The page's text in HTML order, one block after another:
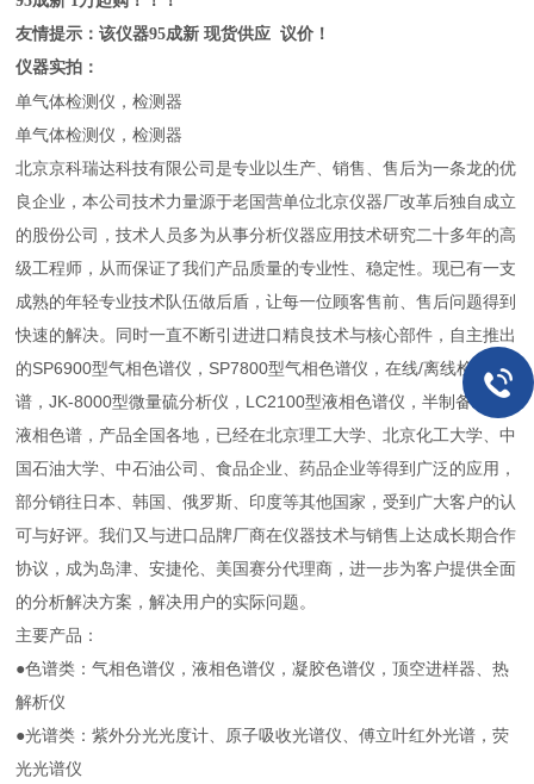
友情提示：该仪器95成新 现货供应 议价！
仪器实拍：
单气体检测仪，检测器
单气体检测仪，检测器
北京京科瑞达科技有限公司是专业以生产、销售、售后为一条龙的优
良企业，本公司技术力量源于老国营单位北京仪器厂改革后独自成立
的股份公司，技术人员多为从事分析仪器应用技术研究二十多年的高
级工程师，从而保证了我们产品质量的专业性、稳定性。现已有一支
成熟的年轻专业技术队伍做后盾，让每一位顾客售前、售后问题得到
快速的解决。同时一直不断引进进口精良技术与核心部件，自主推出
的SP6900型气相色谱仪，SP7800型气相色谱仪，在线/离线检测色
谱，JK-8000型微量硫分析仪，LC2100型液相色谱仪，半制备/制备
液相色谱，产品全国各地，已经在北京理工大学、北京化工大学、中
国石油大学、中石油公司、食品企业、药品企业等得到广泛的应用，
部分销往日本、韩国、俄罗斯、印度等其他国家，受到广大客户的认
可与好评。我们又与进口品牌厂商在仪器技术与销售上达成长期合作
协议，成为岛津、安捷伦、美国赛分代理商，进一步为客户提供全面
的分析解决方案，解决用户的实际问题。
主要产品：
●色谱类：气相色谱仪，液相色谱仪，凝胶色谱仪，顶空进样器、热
解析仪
●光谱类：紫外分光光度计、原子吸收光谱仪、傅立叶红外光谱，荧
光光谱仪